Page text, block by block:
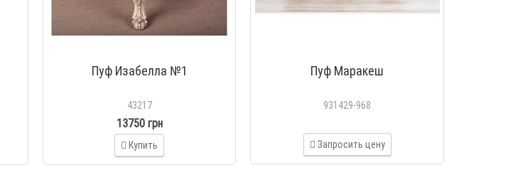
Пуф Изабелла №1
43217
13750 грн
Купить
Пуф Маракеш
931429-968
Запросить цену